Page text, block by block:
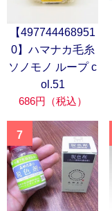
【497744468951
0】ハマナカ毛糸
ソノモノ ループ c
ol.51
686円（税込）
7